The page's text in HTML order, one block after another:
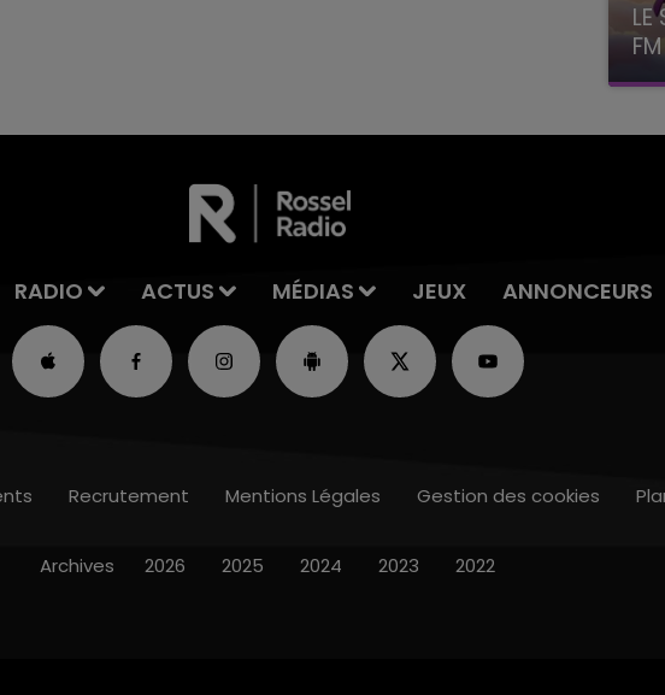
LE
FM
RADIO ACTUS MÉDIAS JEUX ANNONCEURS
Recrutement Mentions Légales Gestion des cookies
Archives 2026 2025 2024 2023 2022